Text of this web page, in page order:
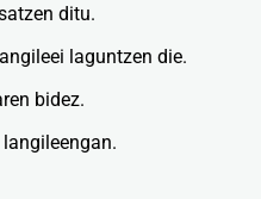
ditu.
laguntzen die.
bidez.